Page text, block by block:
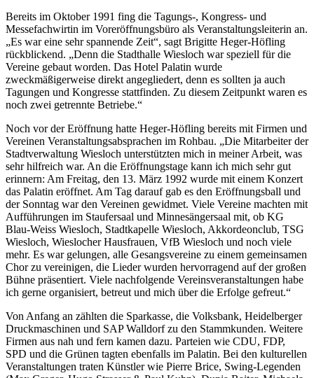
Bereits im Oktober 1991 fing die Tagungs-, Kongress- und
Messefachwirtin im Voreröffnungsbüro als Veranstaltungsleiterin an.
„Es war eine sehr spannende Zeit“, sagt Brigitte Heger-Höfling
rückblickend. „Denn die Stadthalle Wiesloch war speziell für die
Vereine gebaut worden. Das Hotel Palatin wurde
zweckmäßigerweise direkt angegliedert, denn es sollten ja auch
Tagungen und Kongresse stattfinden. Zu diesem Zeitpunkt waren es
noch zwei getrennte Betriebe.“
Noch vor der Eröffnung hatte Heger-Höfling bereits mit Firmen und
Vereinen Veranstaltungsabsprachen im Rohbau. „Die Mitarbeiter der
Stadtverwaltung Wiesloch unterstützten mich in meiner Arbeit, was
sehr hilfreich war. An die Eröffnungstage kann ich mich sehr gut
erinnern: Am Freitag, den 13. März 1992 wurde mit einem Konzert
das Palatin eröffnet. Am Tag darauf gab es den Eröffnungsball und
der Sonntag war den Vereinen gewidmet. Viele Vereine machten mit
Aufführungen im Staufersaal und Minnesängersaal mit, ob KG
Blau-Weiss Wiesloch, Stadtkapelle Wiesloch, Akkordeonclub, TSG
Wiesloch, Wieslocher Hausfrauen, VfB Wiesloch und noch viele
mehr. Es war gelungen, alle Gesangsvereine zu einem gemeinsamen
Chor zu vereinigen, die Lieder wurden hervorragend auf der großen
Bühne präsentiert. Viele nachfolgende Vereinsveranstaltungen habe
ich gerne organisiert, betreut und mich über die Erfolge gefreut.“
Von Anfang an zählten die Sparkasse, die Volksbank, Heidelberger
Druckmaschinen und SAP Walldorf zu den Stammkunden. Weitere
Firmen aus nah und fern kamen dazu. Parteien wie CDU, FDP,
SPD und die Grünen tagten ebenfalls im Palatin. Bei den kulturellen
Veranstaltungen traten Künstler wie Pierre Brice, Swing-Legenden